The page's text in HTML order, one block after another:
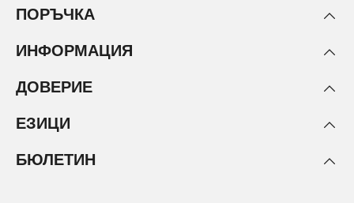
ПОРЪЧКА
ИНФОРМАЦИЯ
ДОВЕРИЕ
ЕЗИЦИ
БЮЛЕТИН